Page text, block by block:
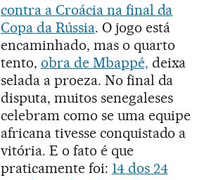
contra a Croácia na final da
Copa da Rússia. O jogo está
encaminhado, mas o quarto
tento, obra de Mbappé, deixa
selada a proeza. No final da
disputa, muitos senegaleses
celebram como se uma equipe
africana tivesse conquistado a
vitória. E o fato é que
praticamente foi: 14 dos 24